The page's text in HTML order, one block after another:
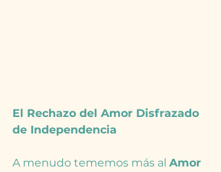
El Rechazo del Amor Disfrazado
de Independencia
A menudo tememos más al Amor